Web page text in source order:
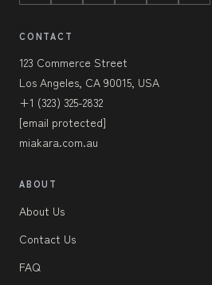
CONTACT
123 Commerce Street
Los Angeles, CA 90015, USA
+1 (323) 325-2832
[email protected]
miakara.com.au
ABOUT
About Us
Contact Us
FAQ